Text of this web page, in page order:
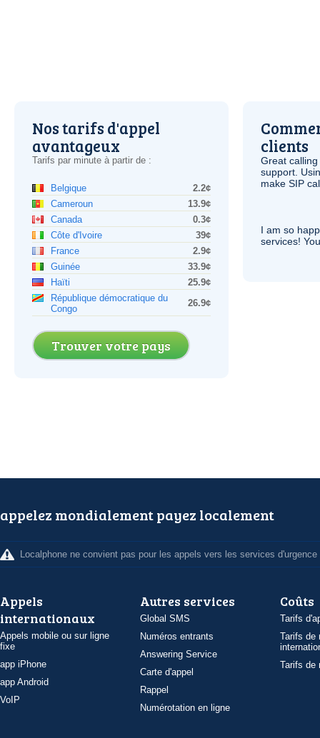
Nos tarifs d'appel
avantageux
Tarifs par minute à partir de :
Belgique
2.2¢
Cameroun
13.9¢
Canada
0.3¢
Côte d'Ivoire
39¢
France
2.9¢
Guinée
33.9¢
Haïti
25.9¢
République démocratique du
Congo
26.9¢
Trouver votre pays
clients
Great
support.
make SIP
I am so
services!
appelez mondialement payez localement
Localphone ne convient pas pour les appels vers les services d'urgence
Appels
internationaux
Appels mobile ou sur ligne
fixe
app iPhone
app Android
VoIP
Autres services
Global SMS
Numéros entrants
Answering Service
Carte d'appel
Rappel
Numérotation en ligne
Coûts
Tarifs
Tarifs de
Tarifs de